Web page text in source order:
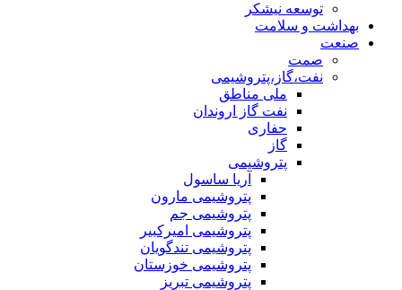
توسعه نیشکر
بهداشت و سلامت
صنعت
صمت
نفت،گاز،پتروشیمی
ملی مناطق
نفت گاز اروندان
حفاری
گاز
پتروشیمی
آریا ساسول
پتروشیمی مارون
پتروشیمی جم
پتروشیمی امیرکبیر
پتروشیمی تندگویان
پتروشیمی خوزستان
پتروشیمی تبریز